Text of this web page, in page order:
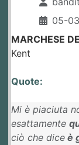
05-
MARCHESE
Kent
Quote:
Mi è piaciuta
esattamente
ciò che dice è